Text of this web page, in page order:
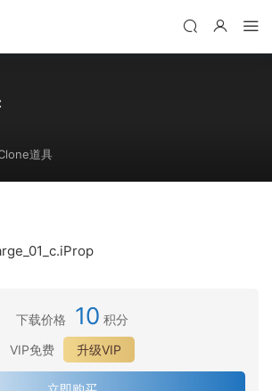
道具
下载价格 10 积分
VIP免费
升级VIP